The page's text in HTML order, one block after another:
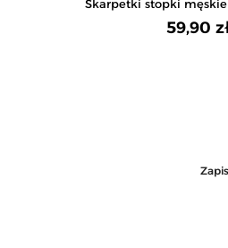
Skarpetki stopki męskie
pak
59,90